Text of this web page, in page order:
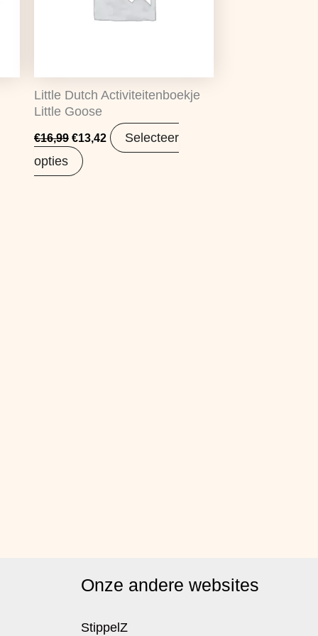
Little Dutch Activiteitenboekje
Little Goose
€16,99 €13,42
Selecteer
opties
Onze andere websites
StippelZ